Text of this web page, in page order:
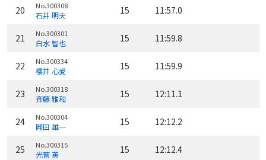
20 No.300308
石井 明夫 15 11:57.0
21 No.300301
白水 智也 15 11:59.8
22 No.300334
櫻井 心愛 15 11:59.9
23 No.300318
斉藤 雅和 15 12:11.1
24 No.300304
岡田 雄一 15 12:12.2
25 No.300315
光菅 英 15 12:12.4